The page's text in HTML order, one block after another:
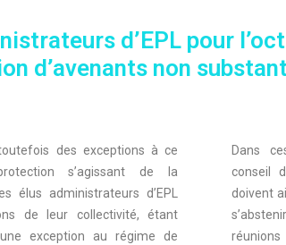
d’EPL pour
d’avenants non
des exceptions à ce
s’agissant de la
élus administrateurs d’EPL
de leur collectivité, étant
exception au régime de
Dans
conseil
doivent